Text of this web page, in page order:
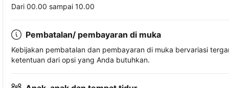
Dari 00.00 sampai 10.00
Pembatalan/ pembayaran di muka
Kebijakan pembatalan dan pembayaran di muka bervariasi
ketentuan dari opsi yang Anda butuhkan.